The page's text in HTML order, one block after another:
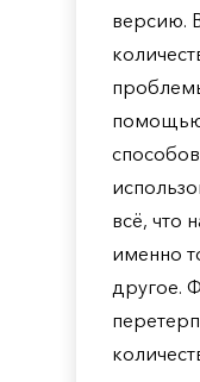
версию.
всё, что
именно
другое.